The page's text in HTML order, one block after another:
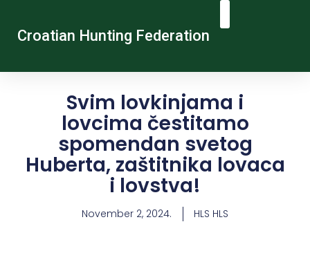
Croatian Hunting Federation
Svim lovkinjama i
lovcima čestitamo
spomendan svetog
Huberta, zaštitnika lovaca
i lovstva!
November 2, 2024. HLS HLS